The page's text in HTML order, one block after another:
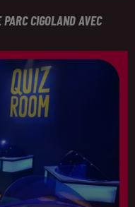
CIGOLAND AVEC